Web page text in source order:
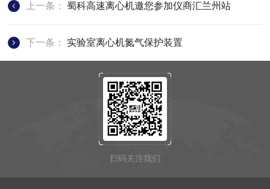
上一条：蜀科高速离心机邀您参加仪商汇兰州站
下一条： 实验室离心机氮气保护装置
扫码关注我们